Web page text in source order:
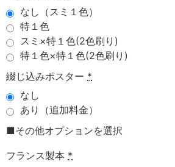
なし（スミ１色）
特１色
スミ×特１色(2色刷り)
特１色×特１色(2色刷り)
綴じ込みポスター *
なし
あり（追加料金）
■その他オプションを選択
フランス製本 *